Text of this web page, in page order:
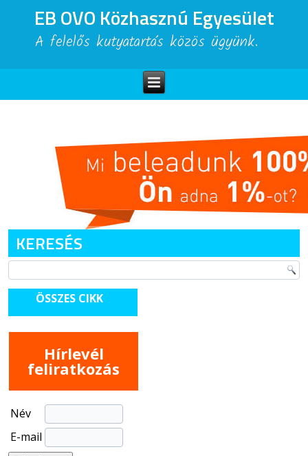
EB OVO Közhasznú Egyesület
A felelős kutyatartás közös ügyünk.
KERESÉS
ÖSSZES CIKK
Hírlevél
feliratkozás
Név
E-mail